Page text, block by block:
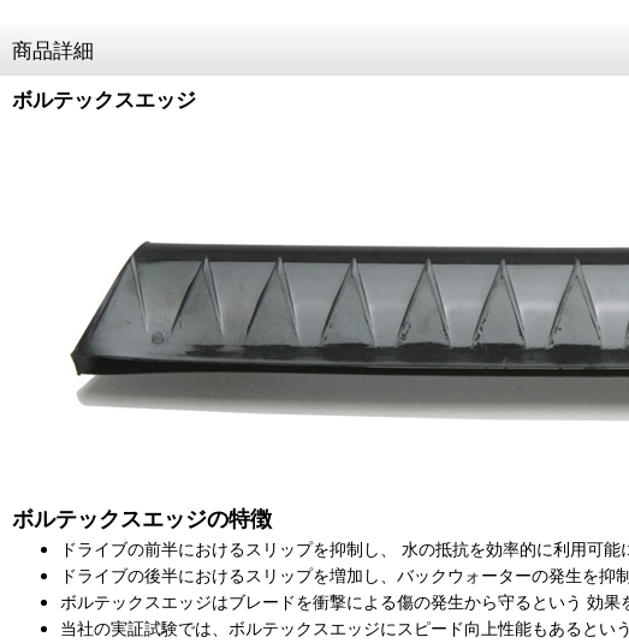
商品詳細
ボルテックスエッジ
ボルテックスエッジの特徴
ドライブの前半におけるスリップを抑制し、 水の抵抗を効率的に利用可能
ドライブの後半におけるスリップを増加し、バックウォーターの発生を抑制
ボルテックスエッジはブレードを衝撃による傷の発生から守るという 効果
当社の実証試験では、ボルテックスエッジにスピード向上性能もあるとい